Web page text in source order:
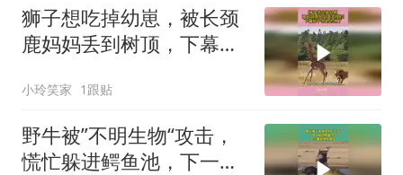
狮子想吃掉幼崽，被长颈
鹿妈妈丢到树顶，下幕狮
小玲笑家 1跟贴
野牛被”不明生物“攻击，
慌忙躲进鳄鱼池，下一幕